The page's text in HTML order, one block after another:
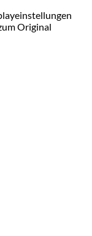
Original